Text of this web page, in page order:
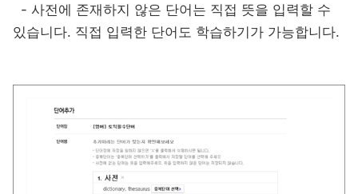
- 사전에 존재하지 않은 단어는 직접 뜻을 입력할 수
있습니다. 직접 입력한 단어도 학습하기가 가능합니다.